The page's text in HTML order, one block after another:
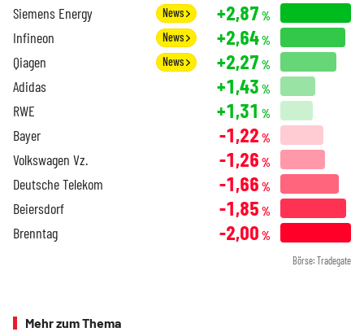
Siemens Energy News +2,87 %
Infineon News +2,64%
Qiagen News +2,27 %
Adidas +1,43 %
RWE +1,31 %
Bayer -1,22 %
Volkswagen Vz. -1,26 %
Deutsche Telekom -1,66 %
Beiersdorf -1,85 %
Brenntag -2,00 %
Börse: Tradegate
Mehr zum Thema